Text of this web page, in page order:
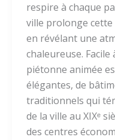
respire à chaque
ville prolonge
en révélant une
chaleureuse.
piétonne animée
élégantes, de
traditionnels qui
de la ville au XIXᵉ
des centres